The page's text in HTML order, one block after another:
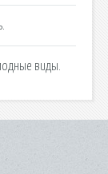
виды.